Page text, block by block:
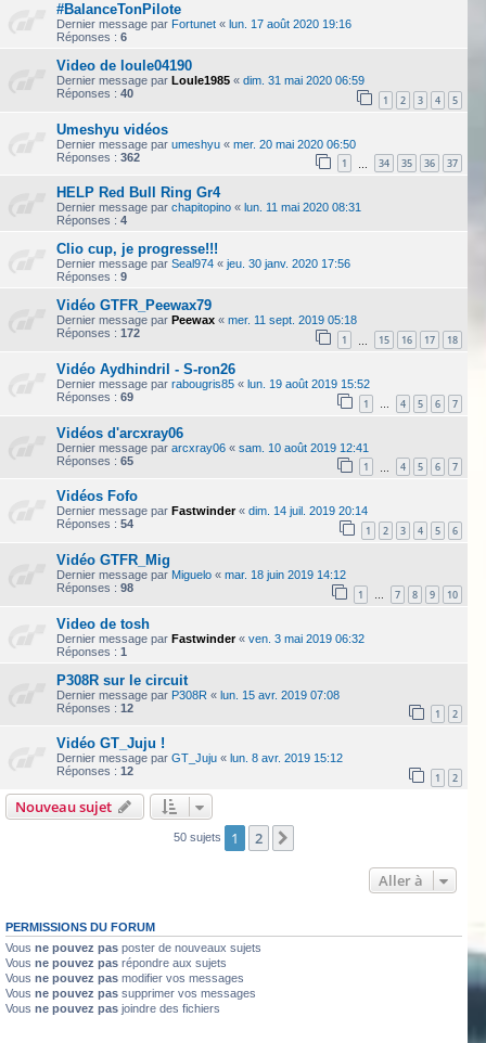
#BalanceTonPilote
Dernier message par Fortunet « lun. 17 août 2020 19:16
Réponses : 6
Video de loule04190
Dernier message par Loule1985 « dim. 31 mai 2020 06:59
Réponses : 40 1 2 3 4 5
Umeshyu vidéos
Dernier message par umeshyu « mer. 20 mai 2020 06:50
Réponses : 362 1 34 35 36 37
HELP Red Bull Ring Gr4
Dernier message par chapitopino « lun. 11 mai 2020 08:31
Réponses : 4
Clio cup, je progresse!!!
Dernier message par Seal974 « jeu. 30 janv. 2020 17:56
Réponses : 9
Vidéo GTFR_Peewax79
Dernier message par Peewax « mer. 11 sept. 2019 05:18
Réponses : 172 1 15 16 17 18
Vidéo Aydhindril - S-ron26
Dernier message par rabougris85 « lun. 19 août 2019 15:52
Réponses : 69 1 … 4 5 6 7
Vidéos d'arcxray06
Dernier message par arcxray06 « sam. 10 août 2019 12:41
Réponses : 65 1 4 5 6 7
Vidéos Fofo
Dernier message par Fastwinder« dim. 14 juil. 2019 20:14
Réponses : 54 1 2 3 4 5 6
Vidéo GTFR_Mig
Dernier message par Miguelo « mar. 18 juin 2019 14:12
Réponses : 98 1 … 7 8 9 10
Video de tosh
Dernier message par Fastwinder« ven. 3 mai 2019 06:32
Réponses : 1
P308R sur le circuit
Dernier message par P308R « lun. 15 avr. 2019 07:08
Réponses : 12 1 2
Vidéo GT_Juju !
Dernier message par GT_Juju « lun. 8 avr. 2019 15:12
Réponses : 12 1 2
Nouveau sujet
50 sujets 1 2
Aller à
PERMISSIONS DU FORUM
Vous ne pouvez pas poster de nouveaux sujets
Vous ne pouvez pas répondre aux sujets
Vous ne pouvez pas modifier vos messages
Vous ne pouvez pas supprimer vos messages
Vous ne pouvez pas joindre des fichiers